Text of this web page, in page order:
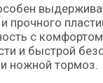
прочного
с
и быстрой
ножной тормоз.